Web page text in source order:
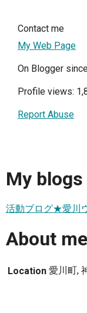
Contact me
My Web Page
On Blogger
Profile views:
Report Abuse
My blogs
活動ブログ★愛川
About me
Location 愛川町,